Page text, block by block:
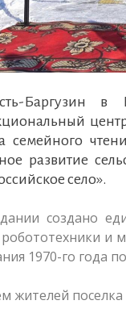
Баргузин в
семейного
развитие
село».
создано
и
1970-го года
жителей